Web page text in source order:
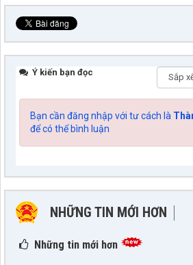
Ý kiến bạn đọc
Bạn cần đăng nhập với tư cách là
để có thể bình luận
NHỮNG TIN MỚI HƠN
NHỮNG TIN CŨ HƠN
Những tin mới hơn